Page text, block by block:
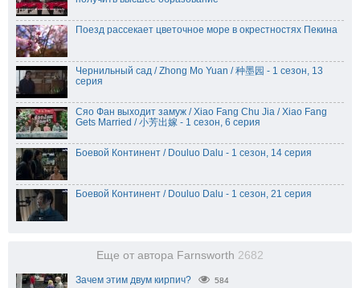
Поезд рассекает цветочное море в окрестностях Пекина
Чернильный сад / Zhong Mo Yuan / 种墨园 - 1 сезон, 13
серия
Сяо Фан выходит замуж / Xiao Fang Chu Jia / Xiao Fang
Gets Married / 小芳出嫁 - 1 сезон, 6 серия
Боевой Континент / Douluo Dalu - 1 сезон, 14 серия
Боевой Континент / Douluo Dalu - 1 сезон, 21 серия
Еще от автора Farnsworth 2682
Зачем этим двум кирпич? 584